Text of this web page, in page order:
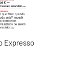
Expresso